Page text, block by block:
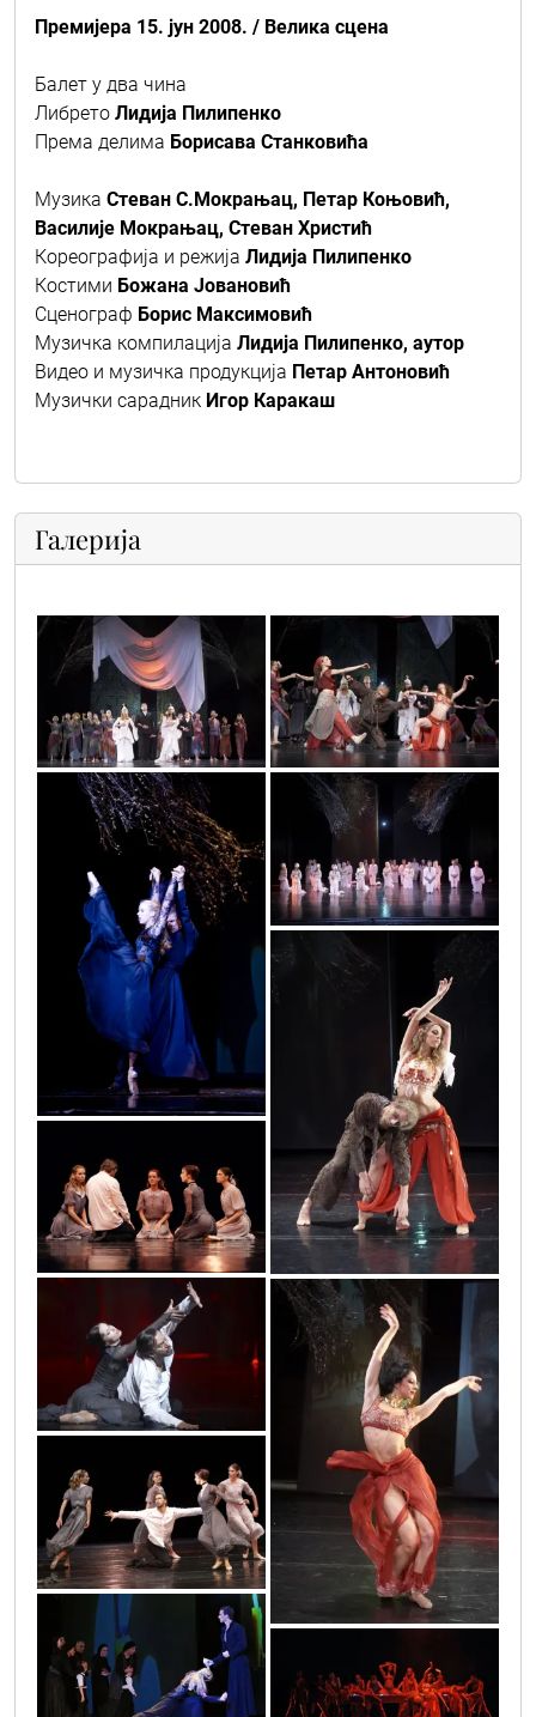
Премијера 15. јун 2008. / Велика сцена
Балет у два чина
Либрето Лидија Пилипенко
Према делима Борисава Станковића
Музика Стеван С.Мокрањац, Петар Коњовић,
Василије Мокрањац, Стеван Христић
Кореографија и режија Лидија Пилипенко
Костими Божана Јовановић
Сценограф Борис Максимовић
Музичка компилација Лидија Пилипенко, аутор
Видео и музичка продукција Петар Антоновић
Музички сарадник Игор Каракаш
Галерија
necista_krv_11 necista_krv_10
necista_krv_13
necista_krv_8
necista_krv_9
necista_krv_4
necista_krv_5
necista_krv_7
necista_krv_6
necista_krv_2
necista_krv_3